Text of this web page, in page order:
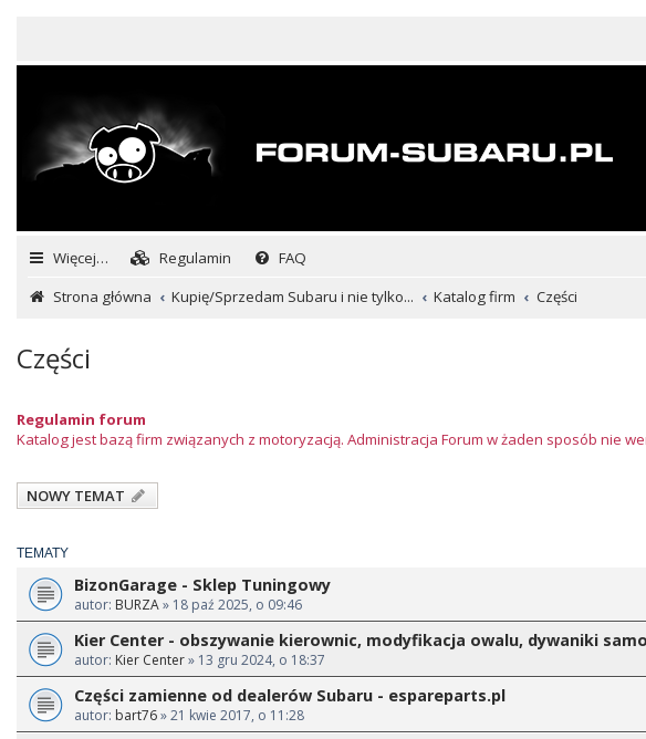
Więcej… Regulamin FAQ
Strona główna
Kupię/Sprzedam Subaru i nie tylko... Katalog firm Części
Części
Regulamin forum
Katalog jest bazą firm związanych z motoryzacją. Administracja Forum w żaden sposób nie
NOWY TEMAT
TEMATY
BizonGarage - Sklep Tuningowy
autor: BURZA» 18 paź 2025, o 09:46
Kier Center - obszywanie kierownic, modyfikacja owalu, dywaniki
autor: Kier Center» 13 gru 2024, o 18:37
Części zamienne od dealerów Subaru - espareparts.pl
autor: bart76» 21 kwie 2017, o 11:28